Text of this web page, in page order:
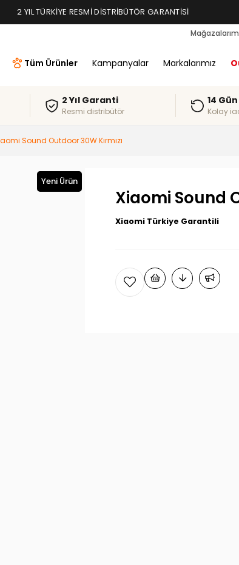
2 YIL TÜRKIYE RESMI DISTRIBÜTÖR GARANTISI
Tüm Ürünler Kampanyalar Markalarımız
2 Yıl Garanti
Resmi distribütör
14
Kolay
Sound Outdoor 30W Kırmızı
Yeni Ürün
Xiaomi Sound
Xiaomi Türkiye Garantili